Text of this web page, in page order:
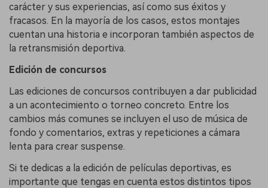
carácter y sus experiencias, así como sus éxitos y
fracasos. En la mayoría de los casos, estos montajes
cuentan una historia e incorporan también aspectos de
la retransmisión deportiva.
Edición de concursos
Las ediciones de concursos contribuyen a dar publicidad
a un acontecimiento o torneo concreto. Entre los
cambios más comunes se incluyen el uso de música de
fondo y comentarios, extras y repeticiones a cámara
lenta para crear suspense.
Si te dedicas a la edición de películas deportivas, es
importante que tengas en cuenta estos distintos tipos